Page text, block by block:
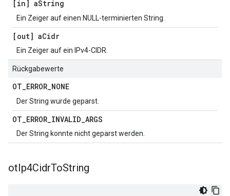
[in] aString
Ein Zeiger auf einen NULL-terminierten String.
[out] aCidr
Ein Zeiger auf ein IPv4-CIDR.
Rückgabewerte
OT_ERROR_NONE
Der String wurde geparst.
OT_ERROR_INVALID_ARGS
Der String konnte nicht geparst werden.
otIp4CidrToString